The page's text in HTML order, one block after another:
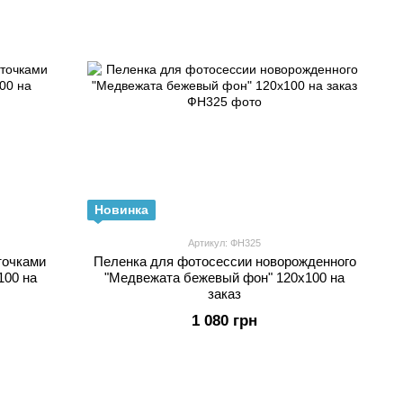
на
Новинка
Артикул: ФН325
Пеленка для фотосессии новорожденного
"Медвежата бежевый фон" 120х100 на
заказ
1 080 грн